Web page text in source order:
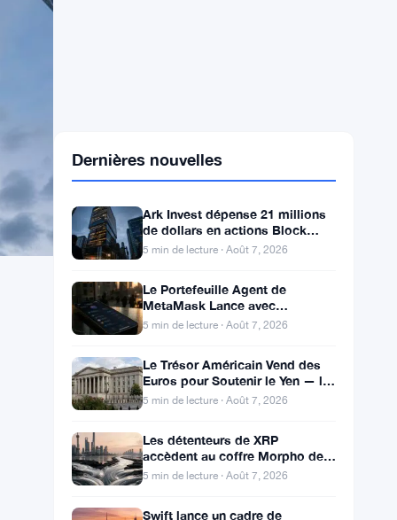
Ark Invest dépense 21 millions
malgré une chute de 6%
5 min de lecture · Août 7, 2026
Le Portefeuille Agent de
Couverture de Pertes de 10 000
5 min de lecture · Août 7, 2026